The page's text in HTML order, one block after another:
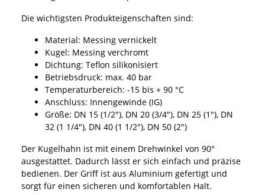
Die wichtigsten Produkteigenschaften sind:
Material: Messing vernickelt
Kugel: Messing verchromt
Dichtung: Teflon silikonisiert
Betriebsdruck: max. 40 bar
Temperaturbereich: -15 bis + 90 °C
Anschluss: Innengewinde (IG)
Größe: DN 15 (1/2"), DN 20 (3/4"), DN 25 (1"), DN
32 (1 1/4"), DN 40 (1 1/2"), DN 50 (2")
Der Kugelhahn ist mit einem Drehwinkel von 90°
ausgestattet. Dadurch lässt er sich einfach und präzise
bedienen. Der Griff ist aus Aluminium gefertigt und
sorgt für einen sicheren und komfortablen Halt.